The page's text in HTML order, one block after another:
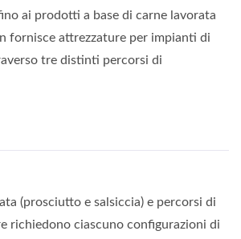
ai prodotti a base di carne lavorata
fornisce attrezzature per impianti di
tre distinti percorsi di
(prosciutto e salsiccia) e percorsi di
richiedono ciascuno configurazioni di